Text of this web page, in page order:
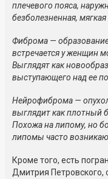
плечевого пояса,
безболезненная,
Фиброма —
встречается у женщин
Выглядят как
выступающего над ее
Нейрофиброма —
выглядит как плотный
Похожа на липому, но
липомы часто
Кроме того, есть
Дмитрия Петровского,